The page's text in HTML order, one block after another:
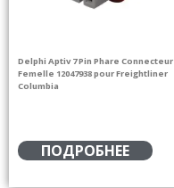
Delphi Aptiv 7 Pin Phare Connecteur
Femelle 12047938 pour Freightliner
Columbia
ПОДРОБНЕЕ